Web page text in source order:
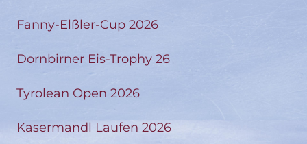
Fanny-Elßler-Cup 2026
Dornbirner Eis-Trophy 26
Tyrolean Open 2026
Kasermandl Laufen 2026